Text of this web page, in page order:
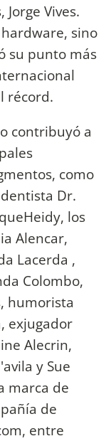
Vives.
sino
su punto más
récord.
contribuyó a
como
Dr.
los
Alencar,
Lacerda ,
Colombo,
humorista
exjugador
Alecrin,
y Sue
marca de
de
entre